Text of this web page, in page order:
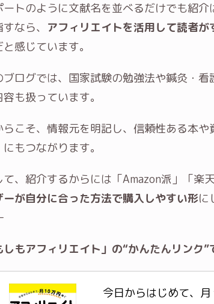
ートのように文献名を並べるだけでも紹
なら、 アフィリエイトを活用して読者
感じています。
ブログでは、国家試験の勉強法や鍼灸・
容も扱っています。
らこそ、情報元を明記し、信頼性ある本
もつながります。
て、紹介するからには「Amazon派」「楽
ーが自分に合った方法で購入しやすい形に
しもアフィリエイト」の“かんたんリンク”
今日からはじめて、